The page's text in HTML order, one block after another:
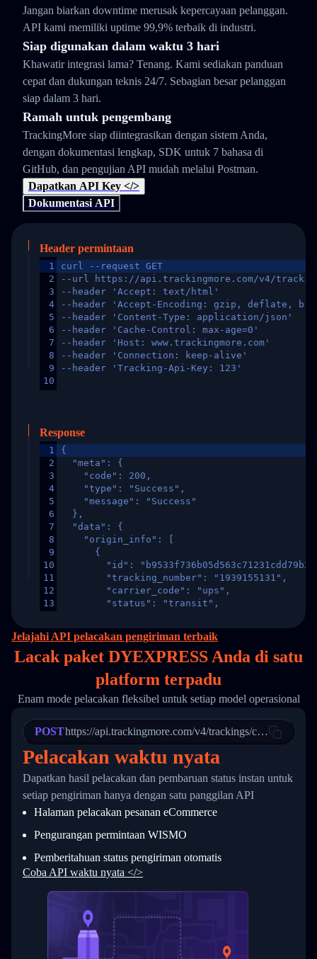
Jangan biarkan downtime merusak kepercayaan pelanggan.
API kami memiliki uptime 99,9% terbaik di industri.
Siap digunakan dalam waktu 3 hari
Khawatir integrasi lama? Tenang. Kami sediakan panduan
cepat dan dukungan teknis 24/7. Sebagian besar pelanggan
siap dalam 3 hari.
Ramah untuk pengembang
TrackingMore siap diintegrasikan dengan sistem Anda,
dengan dokumentasi lengkap, SDK untuk 7 bahasa di
GitHub, dan pengujian API mudah melalui Postman.
Dapatkan API Key </>
Dokumentasi API
Header permintaan
1
2
3
4
5
6
7
8
9
10
curl --request GET
--url https://api.trackingmore.com/v4/trackings/
--header 'Accept: text/html'
--header 'Accept-Encoding: gzip, deflate,
--header 'Content-Type: application/json'
--header 'Cache-Control: max-age=0'
--header 'Host: www.trackingmore.com'
--header 'Connection: keep-alive'
--header 'Tracking-Api-Key: 123'
Response
1
2
3
4
5
6
7
8
9
10
11
12
13
16
17
21
22
23
24
25
27
28
29
31
33
34
{
  "meta": {
    "code": 200,
    "type": "Success",
    "message": "Success"
  },
  "data": {
    "origin_info": [
      {
"id":
        "tracking_number": "1939155131",
        "carrier_code": "ups",
        "status": "transit",
        "itemTimeLength": 2,
        "weblink": "",
        "phone": null,
        "trackinfo": [
          {
            "Date": "2017-03-08 04: 22: 00",
"StatusDescription": "Departed
"Details": "Departed Facility
          },
          {
            "Date": "2017-03-06 15:28:00",
"StatusDescription": "Shipment
"Details": "BEIJING-
          }
        ]
      }
  }
}
Jelajahi API pelacakan pengiriman terbaik
Lacak paket DYEXPRESS Anda di satu
platform terpadu
Enam mode pelacakan fleksibel untuk setiap model operasional
POSThttps://api.trackingmore.com/v4/trackings/create
Pelacakan waktu nyata
Dapatkan hasil pelacakan dan pembaruan status instan untuk
setiap pengiriman hanya dengan satu panggilan API
Halaman pelacakan pesanan eCommerce
Pengurangan permintaan WISMO
Pemberitahuan status pengiriman otomatis
Coba API waktu nyata </>